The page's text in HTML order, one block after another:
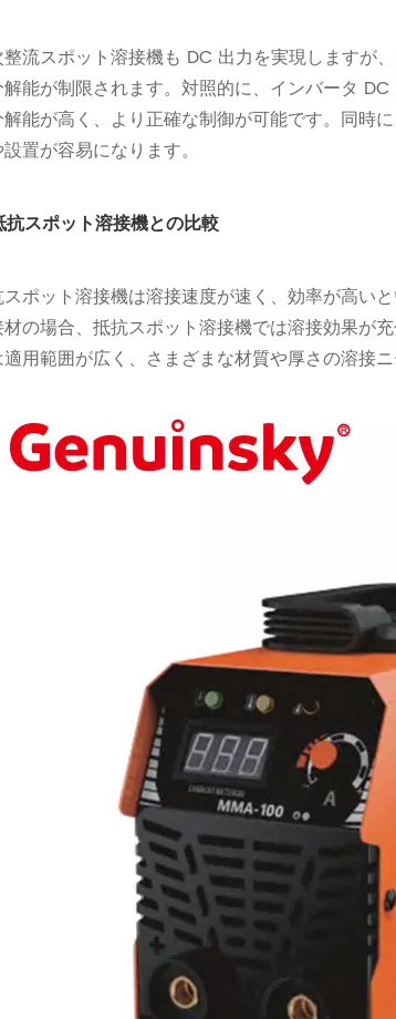
流スポット溶接機も DC 出力を実現しますが
能が制限されます。対照的に、インバータ
能が高く、より正確な制御が可能です。同時
置が容易になります。
抗スポット溶接機との比較
ポット溶接機は溶接速度が速く、効率が高い
の場合、抵抗スポット溶接機では溶接効果が
用範囲が広く、さまざまな材質や厚さの溶接ニ